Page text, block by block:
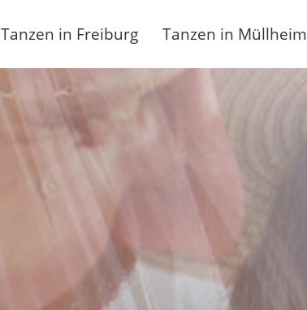
Tanzen in Freiburg Tanzen in Müllheim